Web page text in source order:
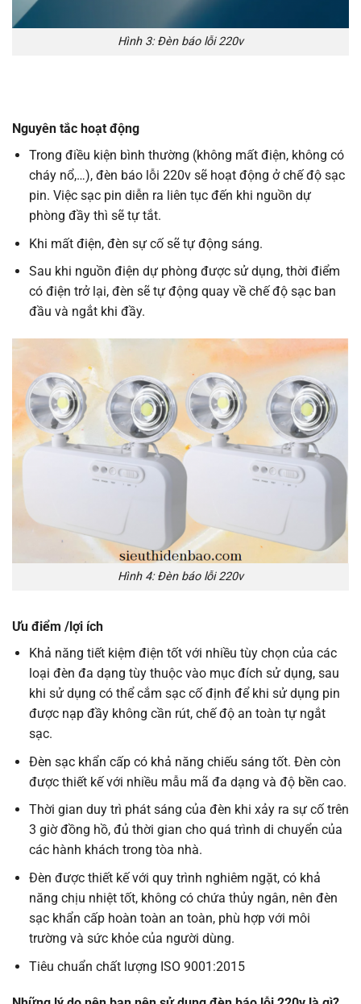
Hình 3: Đèn báo lỗi 220v
Nguyên tắc hoạt động
Trong điều kiện bình thường (không mất điện, không có
cháy nổ,…), đèn báo lỗi 220v sẽ hoạt động ở chế độ sạc
pin. Việc sạc pin diễn ra liên tục đến khi nguồn dự
phòng đầy thì sẽ tự tắt.
Khi mất điện, đèn sự cố sẽ tự động sáng.
Sau khi nguồn điện dự phòng được sử dụng, thời điểm
có điện trở lại, đèn sẽ tự động quay về chế độ sạc ban
đầu và ngắt khi đầy.
Hình 4: Đèn báo lỗi 220v
Ưu điểm /lợi ích
Khả năng tiết kiệm điện tốt với nhiều tùy chọn của các
loại đèn đa dạng tùy thuộc vào mục đích sử dụng, sau
khi sử dụng có thể cắm sạc cố định để khi sử dụng pin
được nạp đầy không cần rút, chế độ an toàn tự ngắt
sạc.
Đèn sạc khẩn cấp có khả năng chiếu sáng tốt. Đèn còn
được thiết kế với nhiều mẫu mã đa dạng và độ bền cao.
Thời gian duy trì phát sáng của đèn khi xảy ra sự cố trên
3 giờ đồng hồ, đủ thời gian cho quá trình di chuyển của
các hành khách trong tòa nhà.
Đèn được thiết kế với quy trình nghiêm ngặt, có khả
năng chịu nhiệt tốt, không có chứa thủy ngân, nên đèn
sạc khẩn cấp hoàn toàn an toàn, phù hợp với môi
trường và sức khỏe của người dùng.
Tiêu chuẩn chất lượng ISO 9001:2015